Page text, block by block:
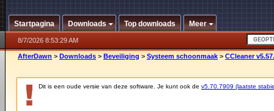
Startpagina Downloads Top downloads Meer
8/7/2026 8:53:29 AM
AfterDawn > Downloads > Beveiliging > Systeem schoonmaak > CCleaner
Dit is een oude versie van deze software. Je kunt ook de v5.70.7909 (laatste